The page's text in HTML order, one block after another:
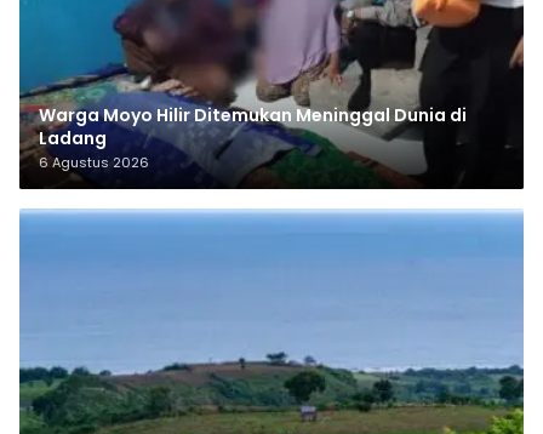
Warga Moyo Hilir Ditemukan Meninggal Dunia di
Ladang
6 Agustus 2026